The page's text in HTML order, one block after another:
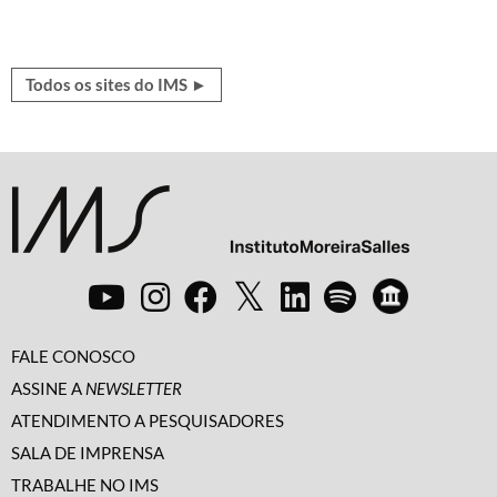
Todos os sites do IMS ►
FALE CONOSCO
ASSINE A NEWSLETTER
ATENDIMENTO A PESQUISADORES
SALA DE IMPRENSA
TRABALHE NO IMS